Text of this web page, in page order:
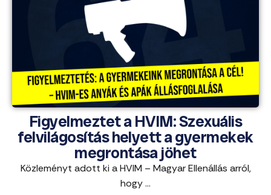
Figyelmeztet a HVIM: Szexuális
felvilágosítás helyett a gyermekek
megrontása jöhet
Közleményt adott ki a HVIM – Magyar Ellenállás arról,
hogy ...